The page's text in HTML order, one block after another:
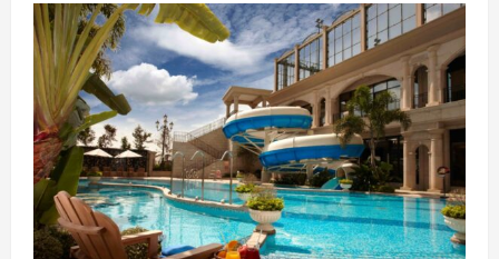
東
旺
來
棗
到
幸
福」
屏
東
鳳
梨
與
蜜
棗
農
業